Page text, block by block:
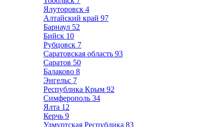
Ялуторовск 4
Алтайский край 97
Барнаул 52
Бийск 10
Рубцовск 7
Саратовская область 93
Саратов 50
Балаково 8
Энгельс 7
Республика Крым 92
Симферополь 34
Ялта 12
Керчь 9
Удмуртская Республика 83